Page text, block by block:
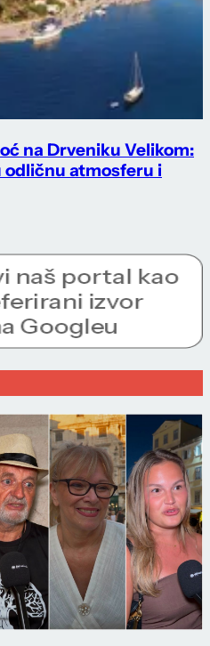
na Drveniku Velikom:
atmosferu i